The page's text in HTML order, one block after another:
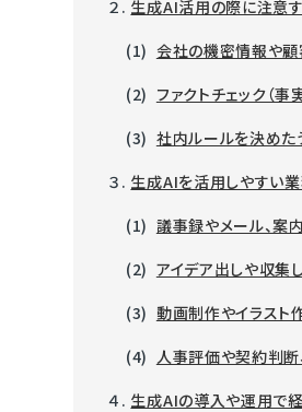
２. 生成AI活用の際に注意す
(1) 会社の機密情報や
(2) ファクトチェック（
(3) 社内ルールを決めた
３. 生成AIを活用しやすい
(1) 議事録やメール、案
(2) アイデア出しや収集
(3) 動画制作やイラスト
(4) 人事評価や契約判
４. 生成AIの導入や運用で